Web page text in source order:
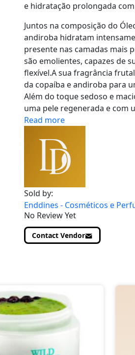
e hidratação prolongada
​Juntos na composição do
andiroba hidratam
presente nas camadas mais
são emolientes, capazes de
flexível.A sua fragrância
da copaíba e andiroba para
Além do toque sedoso e
uma pele regenerada e com
Read more
Sold by:
Enddines - Cosméticos e
No Review Yet
Contact Vendor